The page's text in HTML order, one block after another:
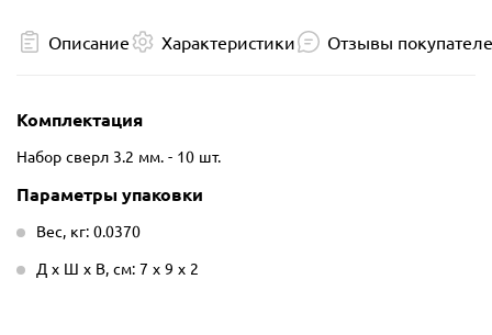
Описание Характеристики Отзывы
Комплектация
Набор сверл 3.2 мм. - 10 шт.
Параметры упаковки
Вес, кг: 0.0370
Д х Ш х В, см: 7 х 9 х 2